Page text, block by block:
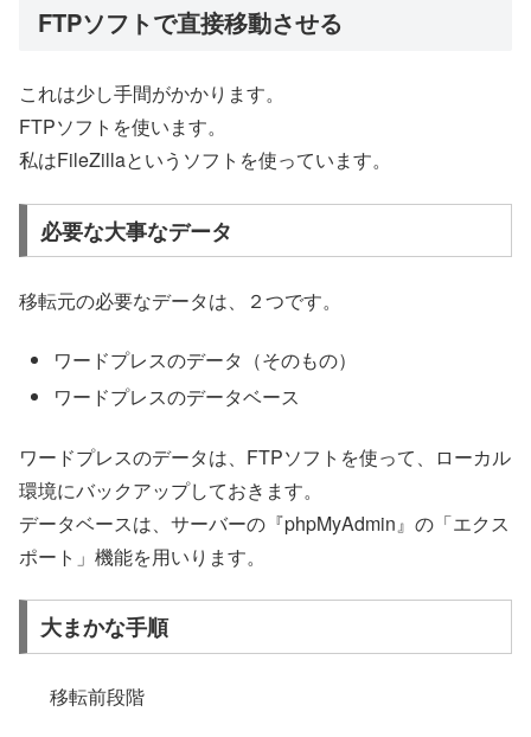
FTPソフトで直接移動させる
これは少し手間がかかります。
FTPソフトを使います。
私はFileZillaというソフトを使っています。
必要な大事なデータ
移転元の必要なデータは、２つです。
ワードプレスのデータ（そのもの）
ワードプレスのデータベース
ワードプレスのデータは、FTPソフトを使って、ローカル
環境にバックアップしておきます。
データベースは、サーバーの『phpMyAdmin』の「エクス
ポート」機能を用いります。
大まかな手順
移転前段階